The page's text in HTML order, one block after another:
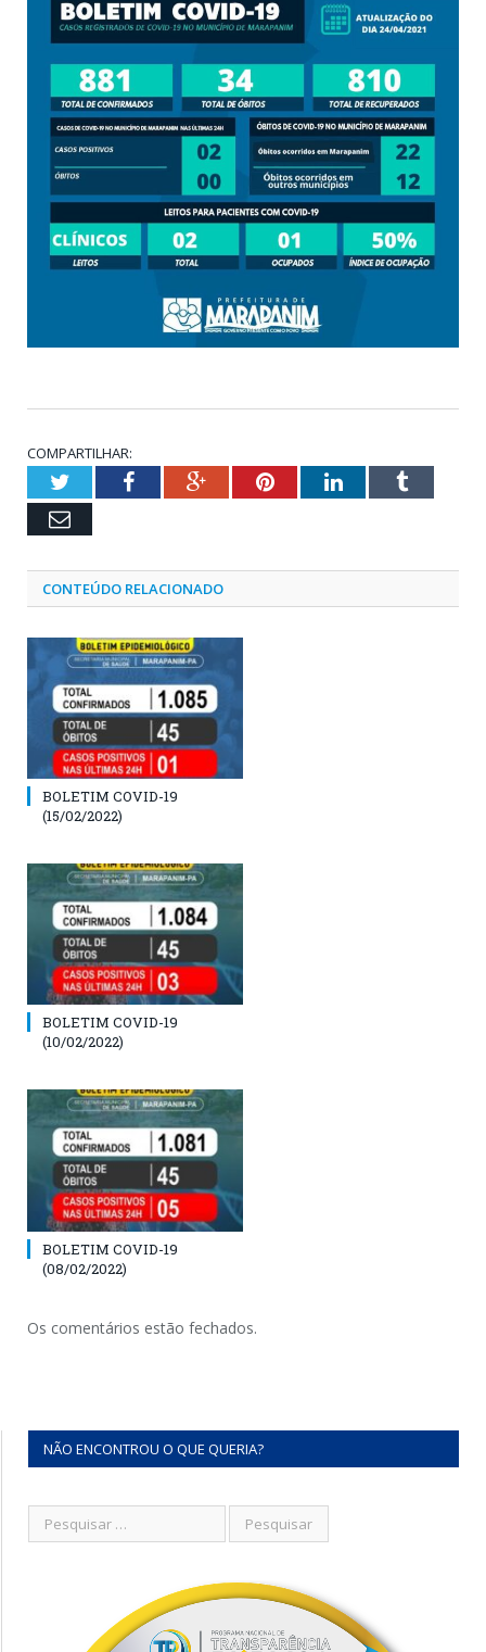
COMPARTILHAR:
TwitterFacebookGoogle+PinterestLinkedInTumblr
Email
CONTEÚDO RELACIONADO
BOLETIM COVID-19
(15/02/2022)
BOLETIM COVID-19
(10/02/2022)
BOLETIM COVID-19
(08/02/2022)
Os comentários estão fechados.
NÃO ENCONTROU O QUE QUERIA?